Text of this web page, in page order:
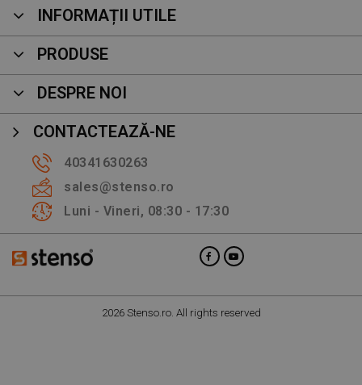
INFORMAȚII UTILE
PRODUSE
DESPRE NOI
CONTACTEAZĂ-NE
40341630263
sales@stenso.ro
Luni - Vineri, 08:30 - 17:30
2026 Stenso.ro. All rights reserved